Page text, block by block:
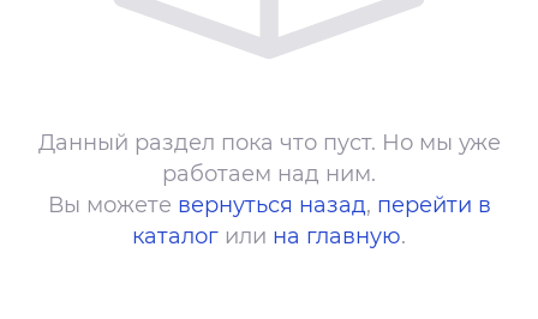
Данный раздел пока что пуст. Но мы уже
работаем над ним.
Вы можете вернуться назад, перейти в
каталог или на главную.